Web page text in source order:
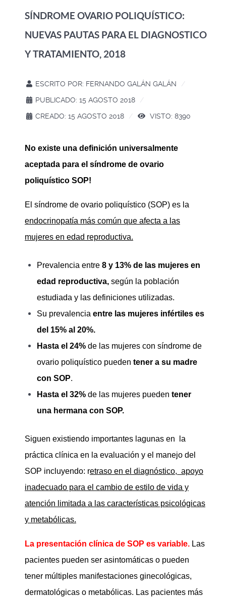
SÍNDROME OVARIO POLIQUÍSTICO:
NUEVAS PAUTAS PARA EL DIAGNOSTICO
Y TRATAMIENTO, 2018
ESCRITO POR: FERNANDO GALÁN GALÁN
PUBLICADO: 15 AGOSTO 2018
CREADO: 15 AGOSTO 2018
VISTO: 8390
No existe una definición universalmente
aceptada para el síndrome de ovario
poliquístico SOP!
El síndrome de ovario poliquístico (SOP) es la
endocrinopatía más común que afecta a las
mujeres en edad reproductiva.
Prevalencia entre 8 y 13% de las mujeres en
edad reproductiva, según la población
estudiada y las definiciones utilizadas.
Su prevalencia entre las mujeres infértiles es
del 15% al 20%.
Hasta el 24% de las mujeres con síndrome de
ovario poliquístico pueden tener a su madre
con SOP.
Hasta el 32% de las mujeres pueden tener
una hermana con SOP.
Siguen existiendo importantes lagunas en la
práctica clínica en la evaluación y el manejo del
SOP incluyendo: retraso en el diagnóstico, apoyo
inadecuado para el cambio de estilo de vida y
atención limitada a las características psicológicas
y metabólicas.
La presentación clínica de SOP es variable. Las
pacientes pueden ser asintomáticas o pueden
tener múltiples manifestaciones ginecológicas,
dermatológicas o metabólicas. Las pacientes más